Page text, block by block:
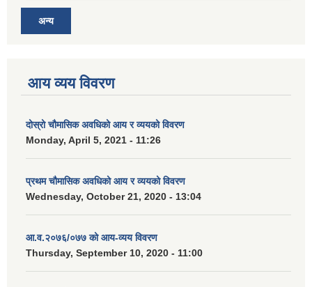
अन्य
आय व्यय विवरण
दोस्रो चौमासिक अवधिको आय र व्ययको विवरण
Monday, April 5, 2021 - 11:26
प्रथम चौमासिक अवधिको आय र व्ययको विवरण
Wednesday, October 21, 2020 - 13:04
आ.व.२०७६/०७७ को आय-व्यय विवरण
Thursday, September 10, 2020 - 11:00